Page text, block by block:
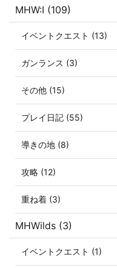
MHW:I (109)
イベントクエスト (13)
ガンランス (3)
その他 (15)
プレイ日記 (55)
導きの地 (8)
攻略 (12)
重ね着 (3)
MHWilds (3)
イベントクエスト (1)